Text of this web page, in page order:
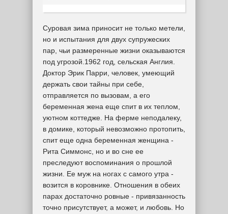
Суровая зима приносит не только метели,
но и испытания для двух супружеских
пар, чьи размеренные жизни оказываются
под угрозой.1962 год, сельская Англия.
Доктор Эрик Парри, человек, умеющий
держать свои тайны при себе,
отправляется по вызовам, а его
беременная жена еще спит в их теплом,
уютном коттедже. На ферме неподалеку,
в домике, который невозможно протопить,
спит еще одна беременная женщина -
Рита Симмонс, но и во сне ее
преследуют воспоминания о прошлой
жизни. Ее муж на ногах с самого утра -
возится в коровнике. Отношения в обеих
парах достаточно ровные - привязанность
точно присутствует, а может, и любовь. Но